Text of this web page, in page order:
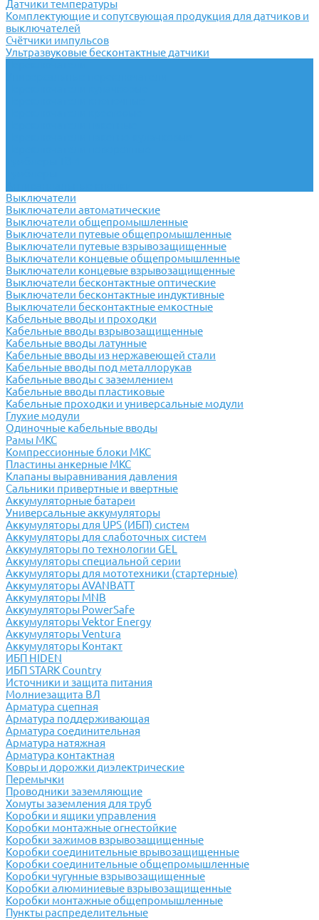
Датчики температуры
Комплектующие и сопутсвующая продукция для датчиков и
выключателей
Счётчики импульсов
Ультразвуковые бесконтактные датчики
Выключатели
Выключатели автоматические
Выключатели общепромышленные
Выключатели путевые общепромышленные
Выключатели путевые взрывозащищенные
Выключатели концевые общепромышленные
Выключатели концевые взрывозащищенные
Выключатели бесконтактные оптические
Выключатели бесконтактные индуктивные
Выключатели бесконтактные емкостные
Кабельные вводы и проходки
Кабельные вводы взрывозащищенные
Кабельные вводы латунные
Кабельные вводы из нержавеющей стали
Кабельные вводы под металлорукав
Кабельные вводы с заземлением
Кабельные вводы пластиковые
Кабельные проходки и универсальные модули
Глухие модули
Одиночные кабельные вводы
Рамы МКС
Компрессионные блоки МКС
Пластины анкерные МКС
Клапаны выравнивания давления
Сальники привертные и ввертные
Аккумуляторные батареи
Универсальные аккумуляторы
Аккумуляторы для UPS (ИБП) систем
Аккумуляторы для слаботочных систем
Аккумуляторы по технологии GEL
Аккумуляторы специальной серии
Аккумуляторы для мототехники (стартерные)
Аккумуляторы AVANBATT
Аккумуляторы MNB
Аккумуляторы PowerSafe
Аккумуляторы Vektor Energy
Аккумуляторы Ventura
Аккумуляторы Контакт
ИБП HIDEN
ИБП STARK Country
Источники и защита питания
Молниезащита ВЛ
Арматура сцепная
Арматура поддерживающая
Арматура соединительная
Арматура натяжная
Арматура контактная
Ковры и дорожки диэлектрические
Перемычки
Проводники заземляющие
Хомуты заземления для труб
Коробки и ящики управления
Коробки монтажные огнестойкие
Коробки зажимов взрывозащищенные
Коробки соединительные врывозащищенные
Коробки соединительные общепромышленные
Коробки чугунные взрывозащищенные
Коробки алюминиевые взрывозащищенные
Коробки монтажные общепромышленные
Пункты распределительные